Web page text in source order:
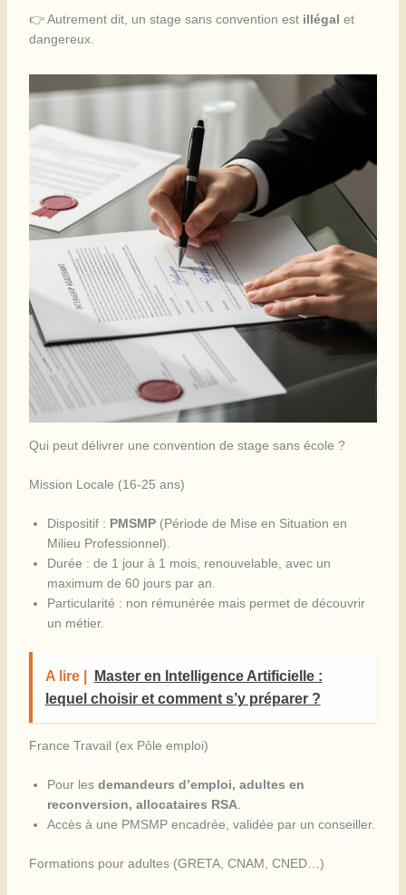
👉 Autrement dit, un stage sans convention est illégal et
dangereux.
Qui peut délivrer une convention de stage sans école ?
Mission Locale (16-25 ans)
Dispositif : PMSMP(Période de Mise en Situation en
Milieu Professionnel).
Durée : de 1 jour à 1 mois, renouvelable, avec un
maximum de 60 jours par an.
Particularité : non rémunérée mais permet de découvrir
un métier.
A lire |
Master en Intelligence Artificielle :
lequel choisir et comment s’y préparer ?
France Travail (ex Pôle emploi)
Pour les demandeurs d’emploi, adultes en
reconversion, allocataires RSA.
Accès à une PMSMP encadrée, validée par un conseiller.
Formations pour adultes (GRETA, CNAM, CNED…)